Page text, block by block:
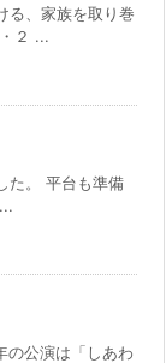
る、家族を取り巻
２ ...
た。 平台も準備
公演は「しあわ